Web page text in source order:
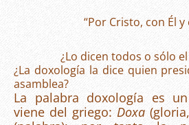
“Por Cristo, con Él y
¿Lo dicen todos o sólo
¿La doxología la dice quien
asamblea?
La palabra doxología es
viene del griego: Doxa